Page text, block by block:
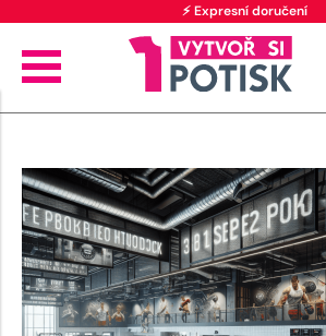
⚡ Expresní doručení